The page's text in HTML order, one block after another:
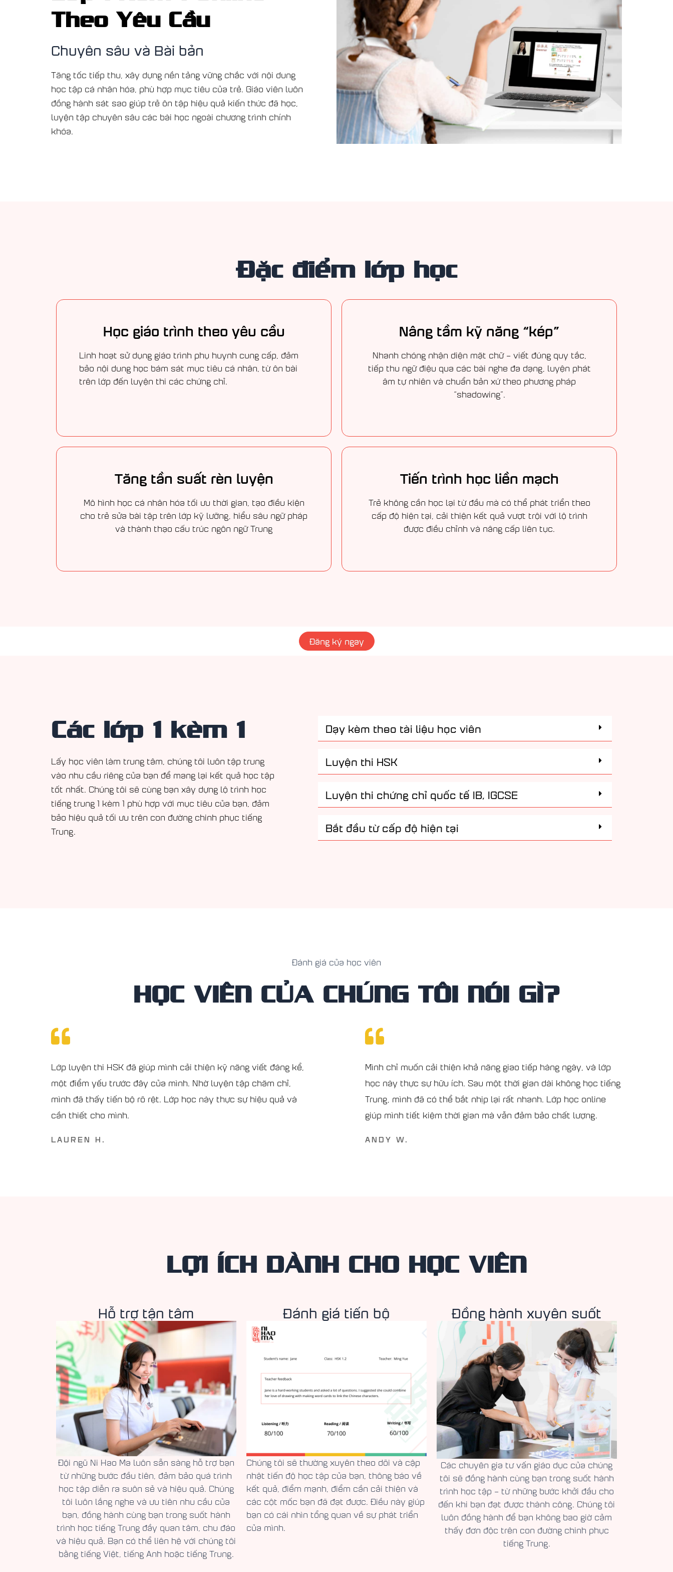
Theo Yêu Cầu
Chuyên sâu và Bài bản
Tăng tốc tiếp thu, xây dựng nền tảng vững chắc với nội dung
học tập cá nhân hóa, phù hợp mục tiêu của trẻ. Giáo viên luôn
đồng hành sát sao giúp trẻ ôn tập hiệu quả kiến thức đã học,
luyện tập chuyên sâu các bài học ngoài chương trình chính
khóa.
Đặc điểm lớp học
Học giáo trình theo yêu cầu
Linh hoạt sử dụng giáo trình phụ huynh cung cấp, đảm
bảo nội dung học bám sát mục tiêu cá nhân, từ ôn bài
trên lớp đến luyện thi các chứng chỉ.
Nâng tầm kỹ năng “kép”
Nhanh chóng nhận diện mặt chữ – viết đúng quy tắc,
tiếp thu ngữ điệu qua các bài nghe đa dạng, luyện phát
âm tự nhiên và chuẩn bản xứ theo phương pháp
“shadowing”.
Tăng tần suất rèn luyện
Mô hình học cá nhân hóa tối ưu thời gian, tạo điều kiện
cho trẻ sửa bài tập trên lớp kỹ lưỡng, hiểu sâu ngữ pháp
và thành thạo cấu trúc ngôn ngữ Trung
Tiến trình học liền mạch
Trẻ không cần học lại từ đầu mà có thể phát triển theo
cấp độ hiện tại, cải thiện kết quả vượt trội với lộ trình
được điều chỉnh và nâng cấp liên tục.
Đăng ký ngay
Các lớp 1 kèm 1
Lấy học viên làm trung tâm, chúng tôi luôn tập trung
vào nhu cầu riêng của bạn để mang lại kết quả học tập
tốt nhất. Chúng tôi sẽ cùng bạn xây dựng lộ trình học
tiếng trung 1 kèm 1 phù hợp với mục tiêu của bạn, đảm
bảo hiệu quả tối ưu trên con đường chinh phục tiếng
Trung.
Dạy kèm theo tài liệu học viên
Luyện thi HSK
Luyện thi chứng chỉ quốc tế IB, IGCSE
Bắt đầu từ cấp độ hiện tại
Đánh giá của học viên
HỌC VIÊN CỦA CHÚNG TÔI NÓI GÌ?
Lớp luyện thi HSK đã giúp mình cải thiện kỹ năng viết đáng kể,
một điểm yếu trước đây của mình. Nhờ luyện tập chăm chỉ,
mình đã thấy tiến bộ rõ rệt. Lớp học này thực sự hiệu quả và
cần thiết cho mình.
LAUREN H.
Mình chỉ muốn cải thiện khả năng giao tiếp hàng ngày, và lớp
học này thực sự hữu ích. Sau một thời gian dài không học tiếng
Trung, mình đã có thể bắt nhịp lại rất nhanh. Lớp học online
giúp mình tiết kiệm thời gian mà vẫn đảm bảo chất lượng.
ANDY W.
LỢI ÍCH DÀNH CHO HỌC VIÊN
Hỗ trợ tận tâm
Đội ngũ Ni Hao Ma luôn sẵn sàng hỗ trợ bạn
từ những bước đầu tiên, đảm bảo quá trình
học tập diễn ra suôn sẻ và hiệu quả. Chúng
tôi luôn lắng nghe và ưu tiên nhu cầu của
bạn, đồng hành cùng bạn trong suốt hành
trình học tiếng Trung đầy quan tâm, chu đáo
và hiệu quả. Bạn có thể liên hệ với chúng tôi
bằng tiếng Việt, tiếng Anh hoặc tiếng Trung.
Đánh giá tiến bộ
Chúng tôi sẽ thường xuyên theo dõi và cập
nhật tiến độ học tập của bạn, thông báo về
kết quả, điểm mạnh, điểm cần cải thiện và
các cột mốc bạn đã đạt được. Điều này giúp
bạn có cái nhìn tổng quan về sự phát triển
của mình.
Đồng hành xuyên suốt
Các chuyên gia tư vấn giáo dục của chúng
tôi sẽ đồng hành cùng bạn trong suốt hành
trình học tập – từ những bước khởi đầu cho
đến khi bạn đạt được thành công. Chúng tôi
luôn đồng hành để bạn không bao giờ cảm
thấy đơn độc trên con đường chinh phục
tiếng Trung.